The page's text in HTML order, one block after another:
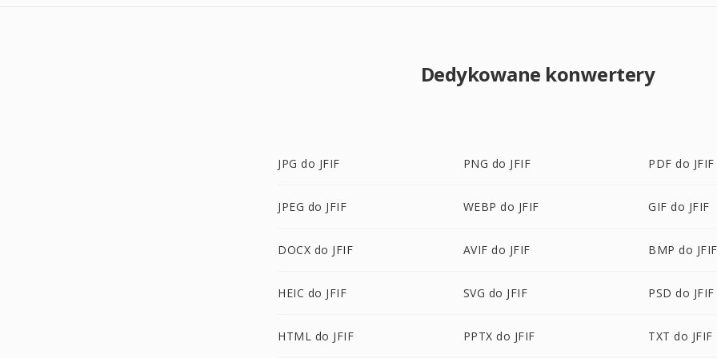
Dedykowane konwertery
JPG do JFIF PNG do JFIF PDF do JFIF
JPEG do JFIF WEBP do JFIF GIF do JFIF
DOCX do JFIF AVIF do JFIF BMP do JFIF
HEIC do JFIF SVG do JFIF PSD do JFIF
HTML do JFIF PPTX do JFIF TXT do JFIF